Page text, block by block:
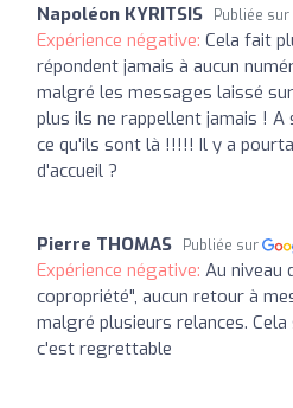
Napoléon KYRITSIS Publiée sur
Expérience négative: Cela fait
répondent jamais à aucun
malgré les messages laissé
plus ils ne rappellent jamais ! A
ce qu'ils sont là !!!!! Il y a
d'accueil ?
Pierre THOMAS Publiée sur
Expérience négative: Au niveau
copropriété", aucun retour à
malgré plusieurs relances.
c'est regrettable